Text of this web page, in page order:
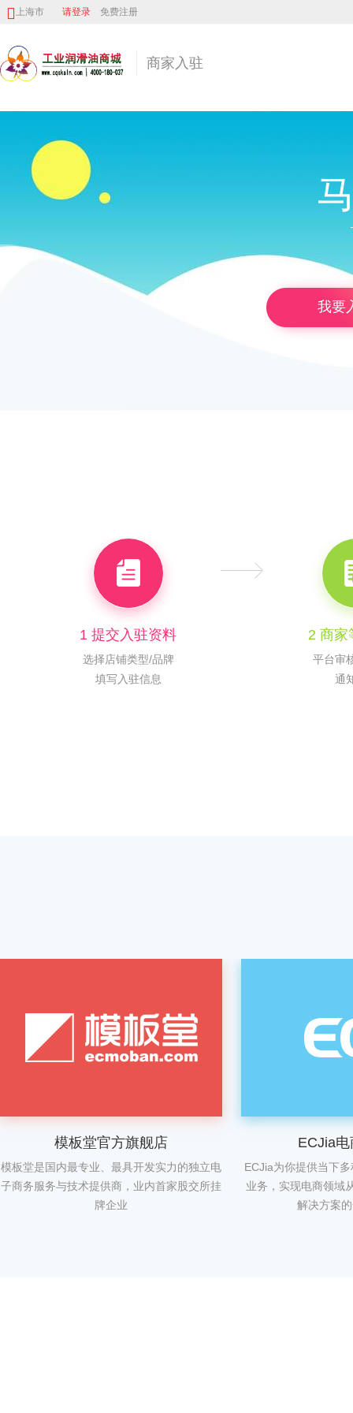
上海市 请登录 免费注册
商家入驻
我要
1 提交入驻资料
选择店铺类型/品牌
填写入驻信息
2 商家
平台审
通
模板堂官方旗舰店
模板堂是国内最专业、最具开发实力的独立电
子商务服务与技术提供商，业内首家股交所挂
牌企业
ECJia
ECJia为你提供当下
业务，实现电商领域
解决方案